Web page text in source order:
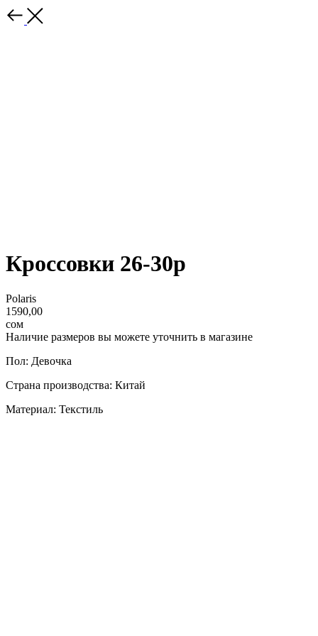
Кроссовки 26-30р
Polaris
1590,00
сом
Наличие размеров вы можете уточнить в магазине
Пол: Девочка
Страна производства: Китай
Материал: Текстиль